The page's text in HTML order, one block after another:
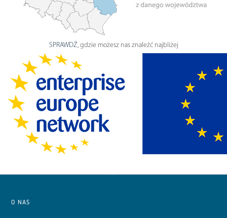
SPRAWDŹ, gdzie możesz nas znaleźć najbliżej
O NAS